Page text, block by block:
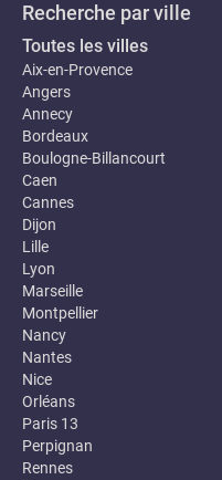
Recherche par ville
Toutes les villes
Aix-en-Provence
Angers
Annecy
Bordeaux
Boulogne-Billancourt
Caen
Cannes
Dijon
Lille
Lyon
Marseille
Montpellier
Nancy
Nantes
Nice
Orléans
Paris 13
Perpignan
Rennes